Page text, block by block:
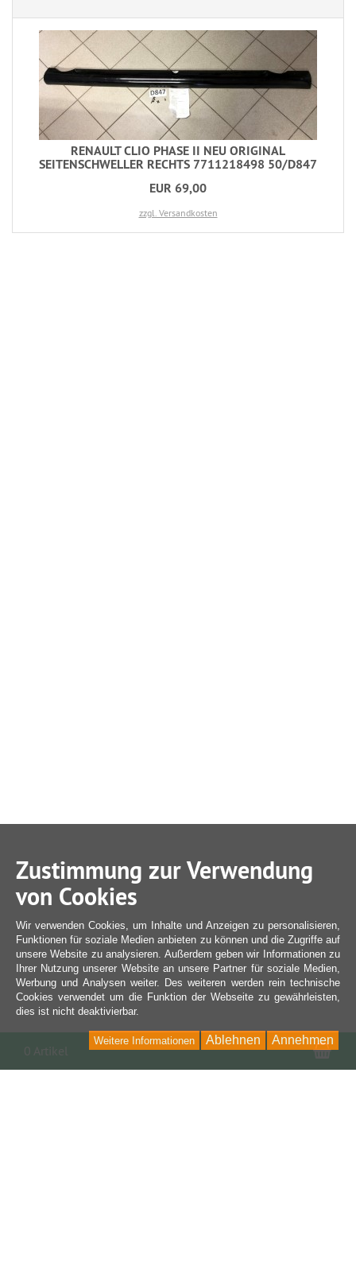
RENAULT CLIO PHASE II NEU ORIGINAL
SEITENSCHWELLER RECHTS 7711218498 50/D847
EUR 69,00
zzgl. Versandkosten
Zustimmung zur Verwendung
von Cookies
Wir verwenden Cookies, um Inhalte und Anzeigen zu personalisieren,
Funktionen für soziale Medien anbieten zu können und die Zugriffe auf
unsere Website zu analysieren. Außerdem geben wir Informationen zu
Ihrer Nutzung unserer Website an unsere Partner für soziale Medien,
Werbung und Analysen weiter. Des weiteren werden rein technische
Cookies verwendet um die Funktion der Webseite zu gewährleisten,
dies ist nicht deaktivierbar.
Annehmen
Ablehnen
Weitere Informationen